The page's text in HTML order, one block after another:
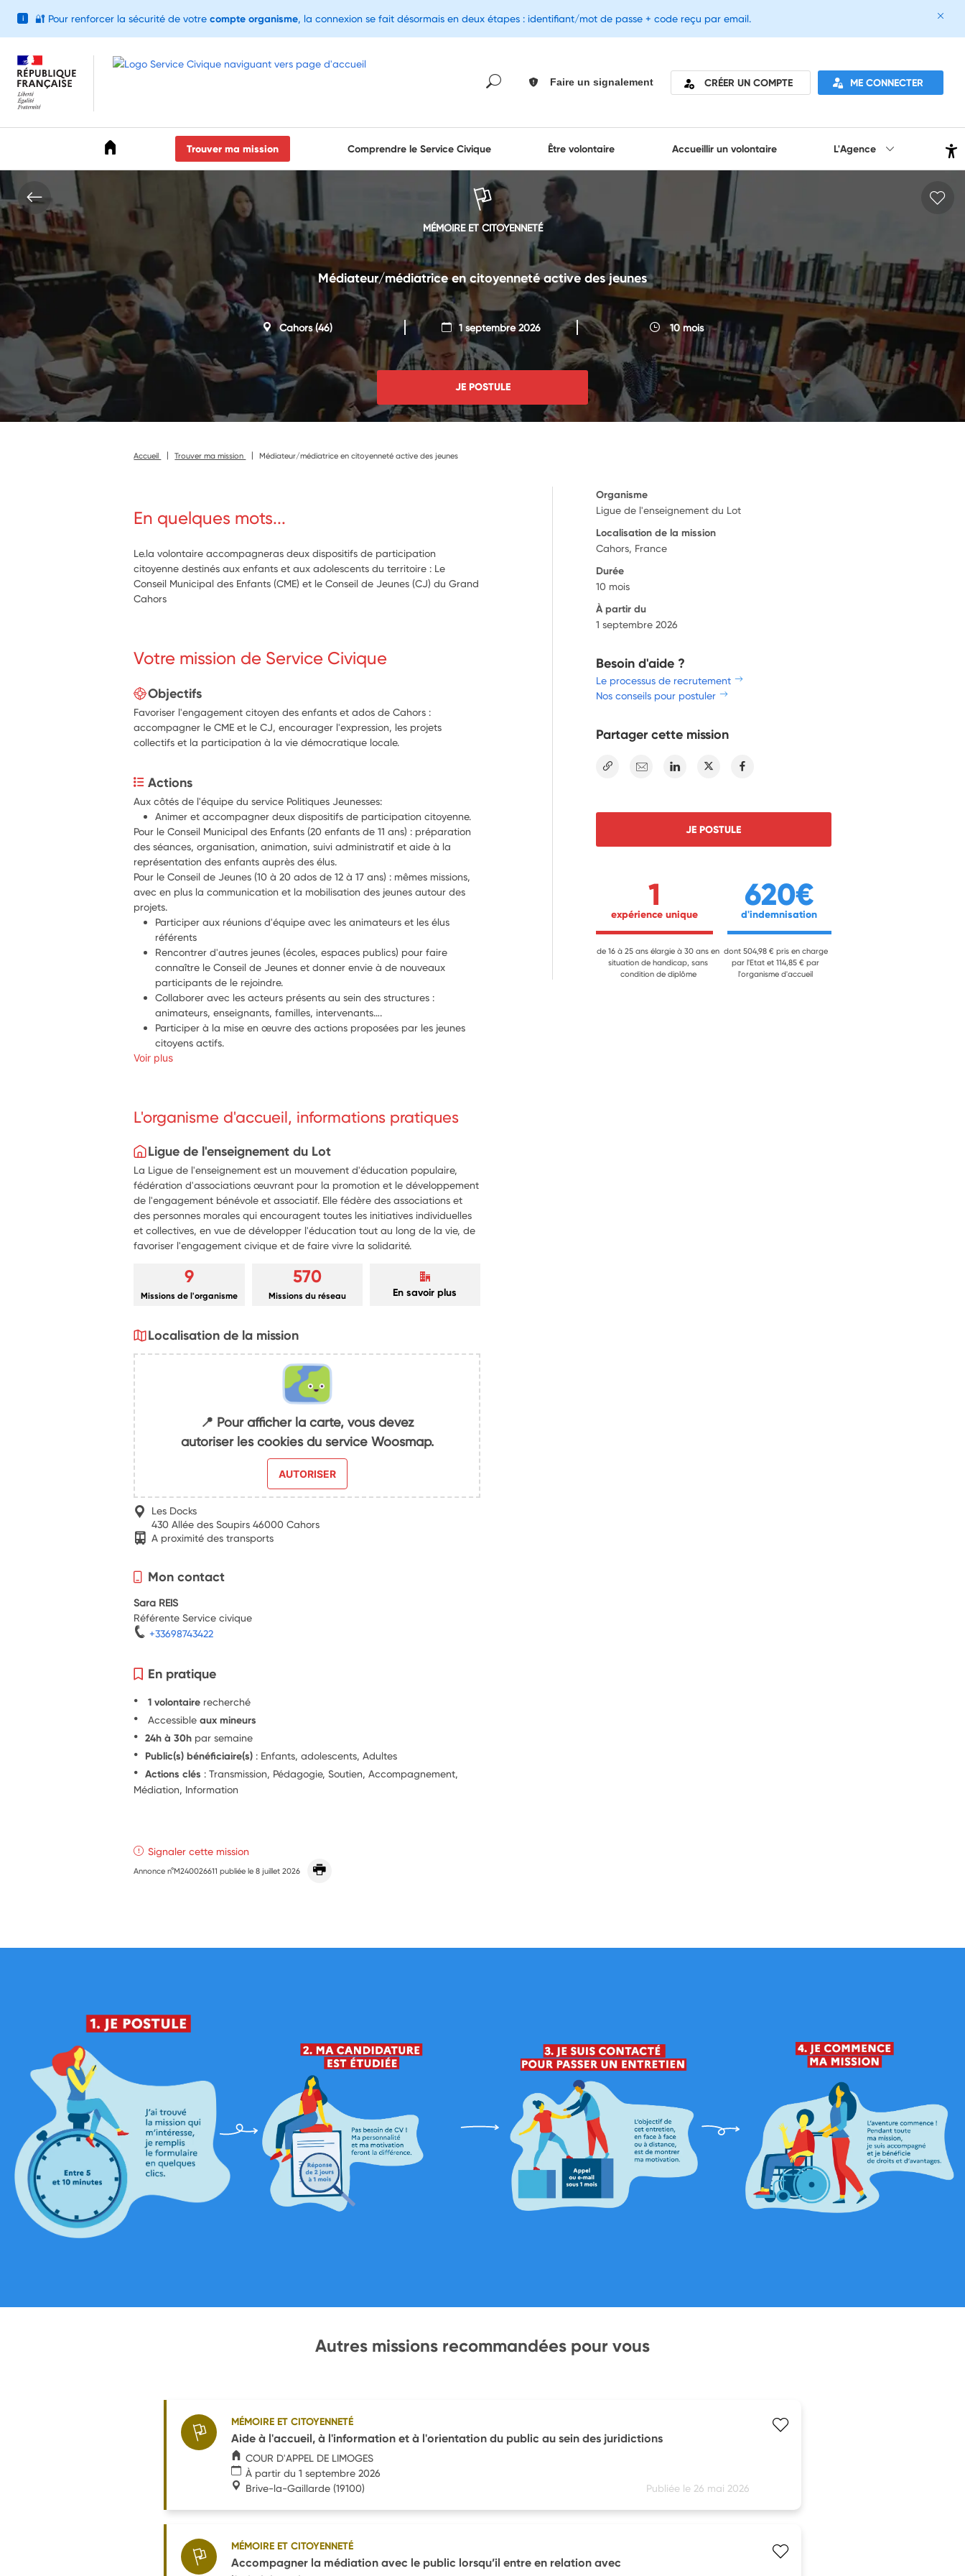
Faire un signalement CRÉER UN COMPTE ME CONNECTER
Trouver ma mission Comprendre le Service Civique Être volontaire Accueillir un volontaire L'Agence
MÉMOIRE ET CITOYENNETÉ
Médiateur/médiatrice en citoyenneté active des jeunes
Cahors(46) 1 septembre 2026 10 mois
JE POSTULE
Accueil Trouver ma mission Médiateur/médiatrice en citoyenneté active des jeunes
En quelques mots...
Le.la volontaire accompagneras deux dispositifs de participation
citoyenne destinés aux enfants et aux adolescents du territoire : Le
Conseil Municipal des Enfants (CME) et le Conseil de Jeunes (CJ) du Grand
Cahors
Votre mission de Service Civique
Objectifs
Favoriser l'engagement citoyen des enfants et ados de Cahors :
accompagner le CME et le CJ, encourager l'expression, les projets
collectifs et la participation à la vie démocratique locale.
Actions
Aux côtés de l'équipe du service Politiques Jeunesses:
Pour le Conseil Municipal des Enfants (20 enfants de 11 ans) : préparation
des séances, organisation, animation, suivi administratif et aide à la
Pour le Conseil de Jeunes (10 à 20 ados de 12 à 17 ans) : mêmes missions,
avec en plus la communication et la mobilisation des jeunes autour des
Participer aux réunions d'équipe avec les animateurs et les élus
référents
Rencontrer d'autres jeunes (écoles, espaces publics) pour faire
connaître le Conseil de Jeunes et donner envie à de nouveaux
Collaborer avec les acteurs présents au sein des structures :
animateurs, enseignants, familles, intervenants….
Participer à la mise en œuvre des actions proposées par les jeunes
citoyens actifs.
Voir plus
L'organisme d'accueil, informations pratiques
Ligue de l'enseignement du Lot
La Ligue de l'enseignement est un mouvement d'éducation populaire,
fédération d'associations œuvrant pour la promotion et le développement
de l'engagement bénévole et associatif. Elle fédère des associations et
des personnes morales qui encouragent toutes les initiatives individuelles
et collectives, en vue de développer l'éducation tout au long de la vie, de
favoriser l'engagement civique et de faire vivre la solidarité.
9
Missions de l'organisme
570
Missions du réseau En savoir plus
Localisation de la mission
📍 Pour afficher la carte, vous devez
autoriser les cookies du service Woosmap.
AUTORISER
Les Docks
430 Allée des Soupirs 46000 Cahors
A proximité des transports
Mon contact
Sara REIS
Référente Service civique
+33698743422
En pratique
1 volontaire recherché
Accessibleaux mineurs
24h à 30h par semaine
Public(s) bénéficiaire(s) : Enfants, adolescents, Adultes
Actions clés : Transmission, Pédagogie, Soutien, Accompagnement,
Médiation, Information
Signaler cette mission
Annonce n°M240026611 publiée le8 juillet 2026
Organisme
Ligue de l'enseignement du Lot
Localisation de la mission
Cahors, France
Durée
10 mois
À partir du
1 septembre 2026
Besoin d'aide ?
Le processus de recrutement
Nos conseils pour postuler
Partager cette mission
E-mail Linkedin Twitter
JE POSTULE
1
expérience unique
de 16 à 25 ans élargie à 30 ans en
situation de handicap, sans
condition de diplôme
620€
d'indemnisation
dont 504,98 € pris en charge
par l'Etat et 114,85 € par
l'organisme d'accueil
Autres missions recommandées pour vous
MÉMOIRE ET CITOYENNETÉ
Aide à l'accueil, à l'information et à l'orientation du public au sein des juridictions
COUR D'APPEL DE LIMOGES
À partir du 1 septembre 2026
Brive-la-Gaillarde (19100) Publiée le 26 mai 2026
MÉMOIRE ET CITOYENNETÉ
Accompagner la médiation avec le public lorsqu’il entre en relation avec
i 🔐 Pour renforcer la sécurité de votre compte organisme, la connexion se fait désormais en deux étapes : identifiant/mot de passe + code reçu par email.